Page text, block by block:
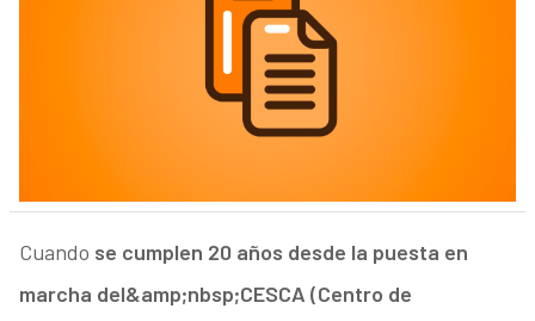
Cuando se cumplen 20 años desde la puesta en
marcha del&amp;nbsp;CESCA (Centro de